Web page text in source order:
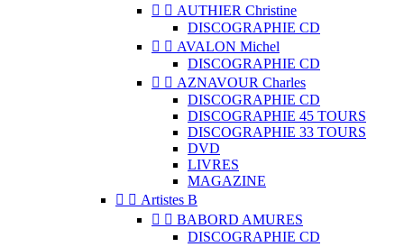
  AUTHIER Christine
DISCOGRAPHIE CD
  AVALON Michel
DISCOGRAPHIE CD
  AZNAVOUR Charles
DISCOGRAPHIE CD
DISCOGRAPHIE 45 TOURS
DISCOGRAPHIE 33 TOURS
DVD
LIVRES
MAGAZINE
  Artistes B
  BABORD AMURES
DISCOGRAPHIE CD